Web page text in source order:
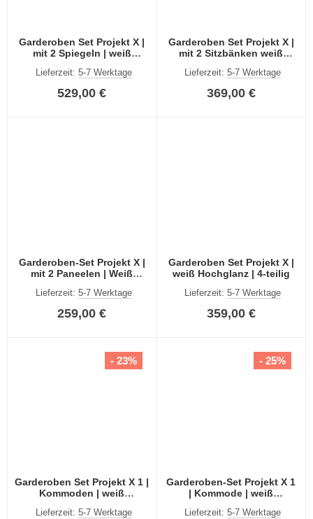
Garderoben Set Projekt X |
mit 2 Spiegeln | weiß
Lieferzeit: 5-7 Werktage
529,00 €
Garderoben Set Projekt X |
mit 2 Sitzbänken weiß
Lieferzeit:5-7 Werktage
369,00 €
Garderoben-Set Projekt X |
mit 2 Paneelen | Weiß
Lieferzeit: 5-7 Werktage
259,00 €
Garderoben Set Projekt X |
weiß Hochglanz | 4-teilig
Lieferzeit:5-7 Werktage
359,00 €
Garderoben Set Projekt X 1 |
Kommoden | weiß
Lieferzeit: 5-7 Werktage
- 23%
Garderoben-Set Projekt X 1
| Kommode | weiß
Lieferzeit:5-7 Werktage
- 25%